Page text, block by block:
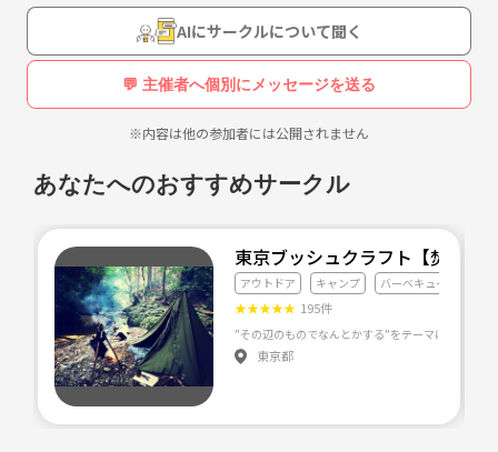
そんな方大大大募集しております！！！
みんなで海沿いの道や山道等々
色んなコース楽しんじゃいましょ😂😂😂
※バイクは250cc以上限定とさせて頂きます。
応募資格は
20～30歳の社会人
気になる、質問がある方は気軽にご連絡下さいね☺️
他にも色々なイベント開催中ですのでお待ちしております🙌🙌
AIにサークルについて聞く
💬 主催者へ個別にメッセージを送る
※内容は他の参加者には公開されません
あなたへのおすすめサークル
東京ブッシュクラフト【焚火・
アウトドア キャンプ バーベキュー
★★★★★ 195件
東京都